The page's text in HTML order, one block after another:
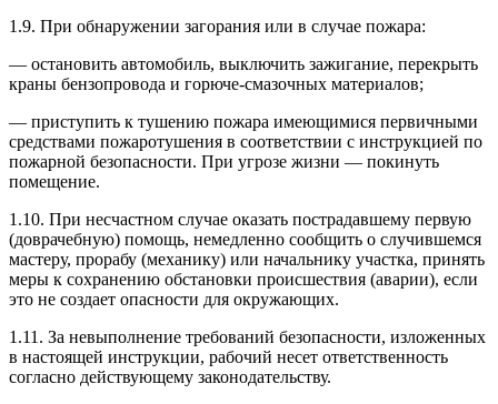
1.9. При обнаружении загорания или в случае пожара:
— остановить автомобиль, выключить зажигание, перекрыть
краны бензопровода и горюче-смазочных материалов;
— приступить к тушению пожара имеющимися первичными
средствами пожаротушения в соответствии с инструкцией по
пожарной безопасности. При угрозе жизни — покинуть
помещение.
1.10. При несчастном случае оказать пострадавшему первую
(доврачебную) помощь, немедленно сообщить о случившемся
мастеру, прорабу (механику) или начальнику участка, принять
меры к сохранению обстановки происшествия (аварии), если
это не создает опасности для окружающих.
1.11. За невыполнение требований безопасности, изложенных
в настоящей инструкции, рабочий несет ответственность
согласно действующему законодательству.